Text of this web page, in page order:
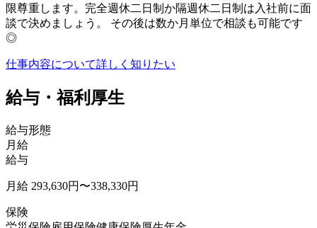
限尊重します。完全週休⼆⽇制か隔週休⼆⽇制は⼊社前に⾯
談で決めましょう。 その後は数か⽉単位で相談も可能です
◎
仕事内容について詳しく知りたい
給与・福利厚生
給与形態
月給
給与
月給 293,630円〜338,330円
保険